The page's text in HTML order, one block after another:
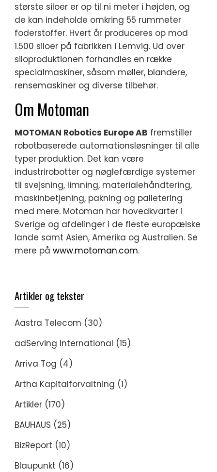
største siloer er op til ni meter i højden, og
de kan indeholde omkring 55 rummeter
foderstoffer. Hvert år produceres op mod
1.500 siloer på fabrikken i Lemvig. Ud over
siloproduktionen forhandles en række
specialmaskiner, såsom møller, blandere,
rensemaskiner og diverse tilbehør.
Om Motoman
MOTOMAN Robotics Europe AB fremstiller
robotbaserede automationsløsninger til alle
typer produktion. Det kan være
industrirobotter og nøglefærdige systemer
til svejsning, limning, materialehåndtering,
maskinbetjening, pakning og palletering
med mere. Motoman har hovedkvarter i
Sverige og afdelinger i de fleste europæiske
lande samt Asien, Amerika og Australien. Se
mere på www.motoman.com.
Artikler og tekster
Aastra Telecom (30)
adServing International (15)
Arriva Tog (4)
Artha Kapitalforvaltning (1)
Artikler (170)
BAUHAUS (25)
BizReport (10)
Blaupunkt (16)